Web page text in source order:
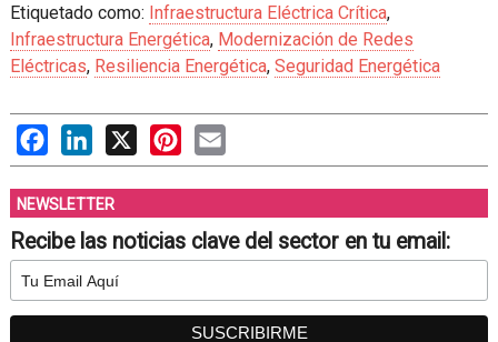
Etiquetado como: Infraestructura Eléctrica Crítica,
Infraestructura Energética, Modernización de Redes
Eléctricas, Resiliencia Energética, Seguridad Energética
FacebookLinkedIn
X PinterestEmail
NEWSLETTER
Recibe las noticias clave del sector en tu email: